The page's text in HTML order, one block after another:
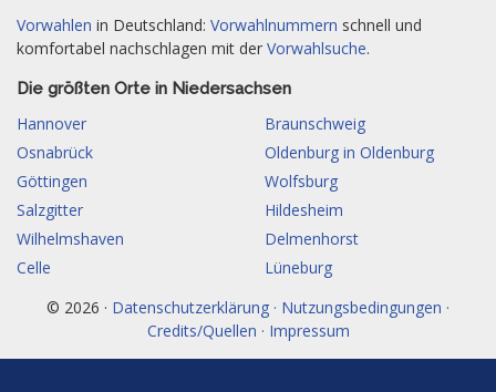
Vorwahlen in Deutschland: Vorwahlnummern schnell und
komfortabel nachschlagen mit der Vorwahlsuche.
Die größten Orte in Niedersachsen
Hannover
Braunschweig
Osnabrück
Oldenburg in Oldenburg
Göttingen
Wolfsburg
Salzgitter
Hildesheim
Wilhelmshaven
Delmenhorst
Celle
Lüneburg
© 2026 · Datenschutzerklärung · Nutzungsbedingungen ·
Credits/Quellen · Impressum